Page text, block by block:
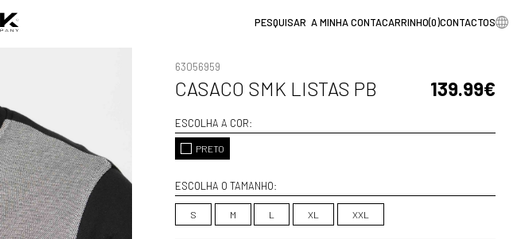
A MINHA CONTACARRINHO(0)CONTACTOS
63056959
CASACO SMK LISTAS PB 139.99€
ESCOLHA A COR:
PRETO
ESCOLHA O TAMANHO:
S M L XL XXL